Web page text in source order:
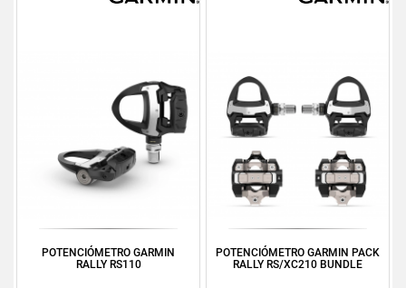
POTENCIÓMETRO GARMIN
RALLY RS110
POTENCIÓMETRO GARMIN PACK
RALLY RS/XC210 BUNDLE